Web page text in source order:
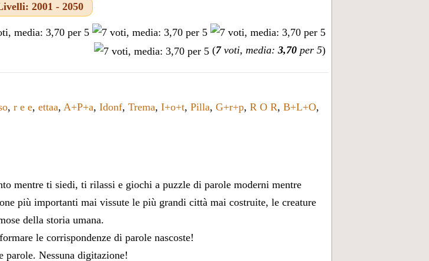
2001 - 2050
(7voti, media: 3,70 per 5)
, r e e, ettaa, A+P+a, Idonf, Trema, I+o+t, Pilla, G+r+p, R O R, B+L+O,
mentre ti siedi, ti rilassi e giochi a puzzle di parole moderni mentre
più importanti mai vissute le più grandi città mai costruite, le creature
della storia umana.
le corrispondenze di parole nascoste!
Nessuna digitazione!